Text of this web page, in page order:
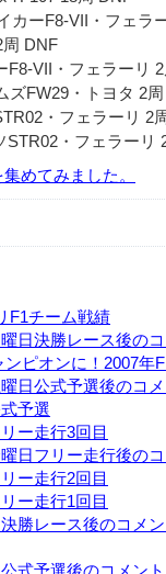
カーF8-VII・フェラ
DNF
F8-VII・フェラーリ
ズFW29・トヨタ 2
・フェラーリ 2
STR02・フェラーリ
めてみました。
F1チーム戦績
日決勝レース後の
ピオンに！2007年
日公式予選後のコ
予選
ー走行3回目
日フリー走行後の
ー走行2回目
ー走行1回目
勝レース後のコメ
式予選後のコメント